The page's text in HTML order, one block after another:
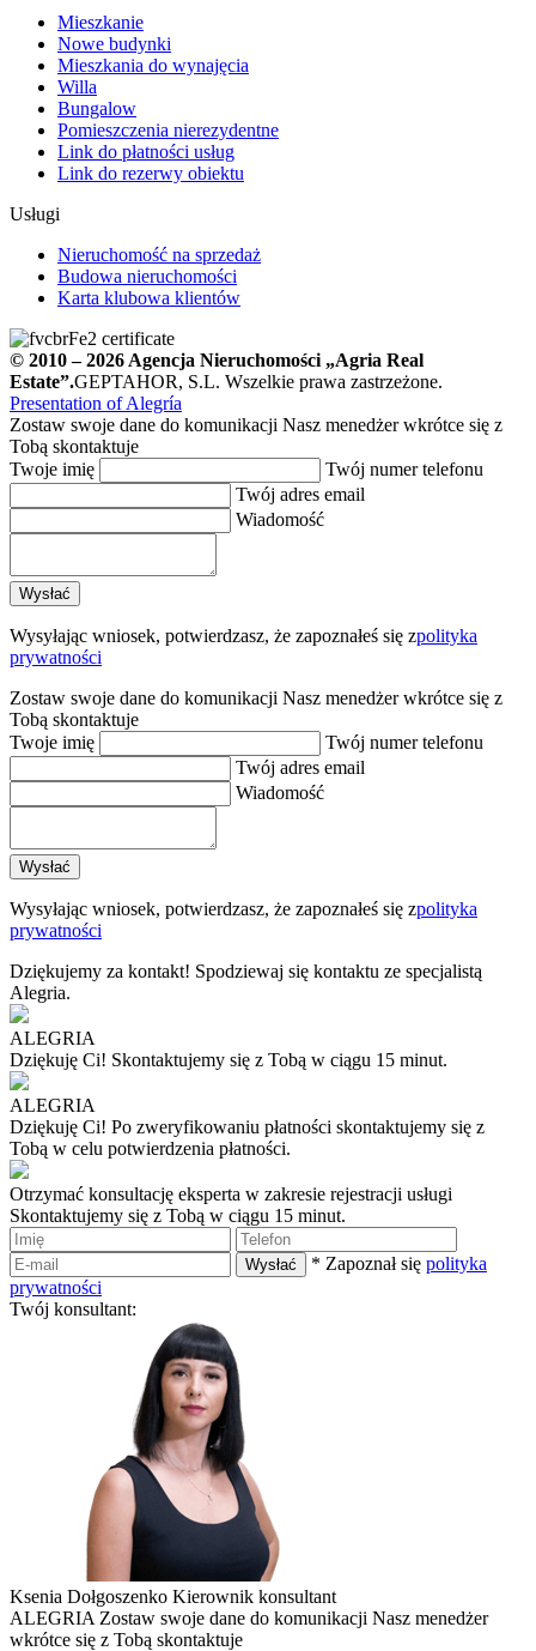
Mieszkanie
Nowe budynki
Mieszkania do wynajęcia
Willa
Bungalow
Pomieszczenia nierezydentne
Link do płatności usług
Link do rezerwy obiektu
Usługi
Nieruchomość na sprzedaż
Budowa nieruchomości
Karta klubowa klientów
© 2010 – 2026 Agencja Nieruchomości „Agria Real
Estate”.GEPTAHOR, S.L. Wszelkie prawa zastrzeżone.
Presentation of Alegría
Zostaw swoje dane do komunikacji Nasz menedżer wkrótce się z
Tobą skontaktuje
Twoje imię
Twój numer telefonu
Twój adres email
Wiadomość
Wysyłając wniosek, potwierdzasz, że zapoznałeś się zpolityka
prywatności
Zostaw swoje dane do komunikacji Nasz menedżer wkrótce się z
Tobą skontaktuje
Twoje imię
Twój numer telefonu
Twój adres email
Wiadomość
Wysyłając wniosek, potwierdzasz, że zapoznałeś się zpolityka
prywatności
Dziękujemy za kontakt! Spodziewaj się kontaktu ze specjalistą
Alegria.
ALEGRIA
Dziękuję Ci! Skontaktujemy się z Tobą w ciągu 15 minut.
ALEGRIA
Dziękuję Ci! Po zweryfikowaniu płatności skontaktujemy się z
Tobą w celu potwierdzenia płatności.
Otrzymać konsultację eksperta w zakresie rejestracji usługi
Skontaktujemy się z Tobą w ciągu 15 minut.
* Zapoznał się polityka
prywatności
Twój konsultant:
Ksenia Dołgoszenko Kierownik konsultant
ALEGRIA Zostaw swoje dane do komunikacji Nasz menedżer
wkrótce się z Tobą skontaktuje